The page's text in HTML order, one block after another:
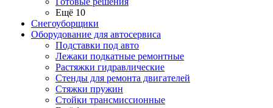
Ещё 10
Снегоуборщики
Оборудование для автосервиса
Подставки под авто
Лежаки подкатные ремонтные
Растяжки гидравлические
Стенды для ремонта двигателей
Стяжки пружин
Стойки трансмиссионные